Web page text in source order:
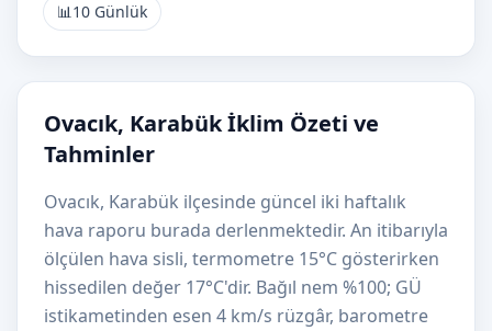
📊10 Günlük
Ovacık, Karabük İklim Özeti ve
Tahminler
Ovacık, Karabük ilçesinde güncel iki haftalık
hava raporu burada derlenmektedir. An itibarıyla
ölçülen hava sisli, termometre 15°C gösterirken
hissedilen değer 17°C'dir. Bağıl nem %100; GÜ
istikametinden esen 4 km/s rüzgâr, barometre